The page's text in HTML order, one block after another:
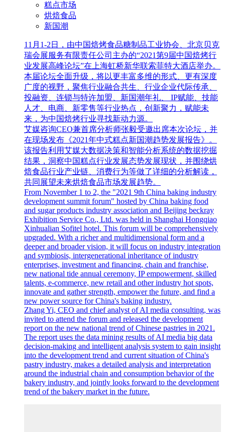
糕点市场
烘焙食品
新国潮
11月1-2日，由中国焙烤食品糖制品工业协会、北京贝克
瑞会展服务有限责任公司主办的“2021第9届中国焙烤行
业发展高峰论坛”在上海虹桥新华联索菲特大酒店举办。
本届论坛全面升级，将以更丰富多维的形式、更有深度
广度的视野，聚焦行业融合共生、行业企业代际传承、
投融资、连锁与特许加盟、新国潮年礼、 IP赋能、技能
人才、电商、新零售等行业热点，创新聚力，赋能未
来，为中国焙烤行业寻找新动力源。
艾媒咨询CEO兼首席分析师张毅受邀出席本次论坛，并
在现场发布《2021年中式糕点新国潮趋势发展报告》。
该报告利用艾媒大数据决策和智能分析系统的数据挖掘
结果，洞察中国糕点行业发展态势发展现状，并围绕烘
焙食品行业产业链、消费行为等做了详细的分析解读，
共同展望未来烘焙食品市场发展趋势。
From November 1 to 2, the "2021 9th China baking industry
development summit forum" hosted by China baking food
and sugar products industry association and Beijing beckray
Exhibition Service Co., Ltd. was held in Shanghai Hongqiao
Xinhualian Sofitel hotel. This forum will be comprehensively
upgraded. With a richer and multidimensional form and a
deeper and broader vision, it will focus on industry integration
and symbiosis, intergenerational inheritance of industry
enterprises, investment and financing, chain and franchise,
new national tide annual ceremony, IP empowerment, skilled
talents, e-commerce, new retail and other industry hot spots,
innovate and gather strength, empower the future, and find a
new power source for China's baking industry.
Zhang Yi, CEO and chief analyst of AI media consulting, was
invited to attend the forum and released the development
report on the new national trend of Chinese pastries in 2021.
The report uses the data mining results of AI media big data
decision-making and intelligent analysis system to gain insight
into the development trend and current situation of China's
pastry industry, makes a detailed analysis and interpretation
around the industrial chain and consumption behavior of the
bakery industry, and jointly looks forward to the development
trend of the bakery market in the future.